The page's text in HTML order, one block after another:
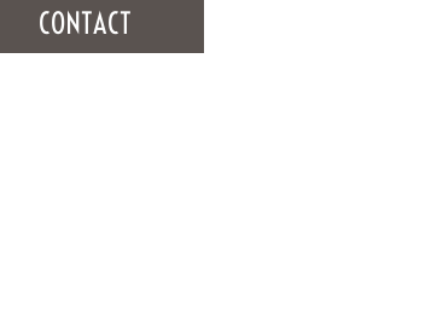
CONTACT